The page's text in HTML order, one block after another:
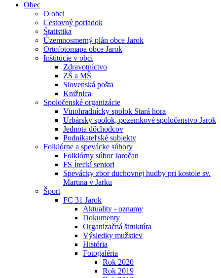
Obec
O obci
Cestovný poriadok
Štatistika
Územnosmerný plán obce Jarok
Ortofotomapa obce Jarok
Inštitúcie v obci
Zdravotníctvo
ZŠ a MŠ
Slovenská pošta
Knižnica
Spoločenské organizácie
Vinohradnícky spolok Stará hora
Urbársky spolok, pozemkové spoločenstvo Jarok
Jednota dôchodcov
Podnikateľské subjekty
Folklórne a spevácke súbory
Folklórny súbor Jaročan
FS Íreckí seniori
Spevácky zbor duchovnej hudby pri kostole sv.
Martina v Jarku
Šport
FC 31 Jarok
Aktuality - oznamy
Dokumenty
Organizačná štruktúra
Výsledky mužstiev
História
Fotogaléria
Rok 2020
Rok 2019